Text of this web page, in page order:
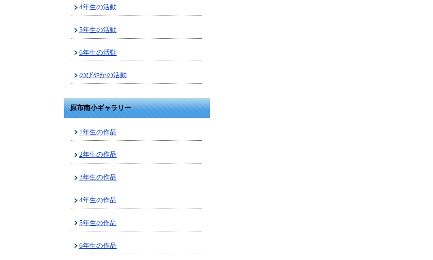
4年生の活動
5年生の活動
6年生の活動
のびやかの活動
原市南小ギャラリー
1年生の作品
2年生の作品
3年生の作品
4年生の作品
5年生の作品
6年生の作品